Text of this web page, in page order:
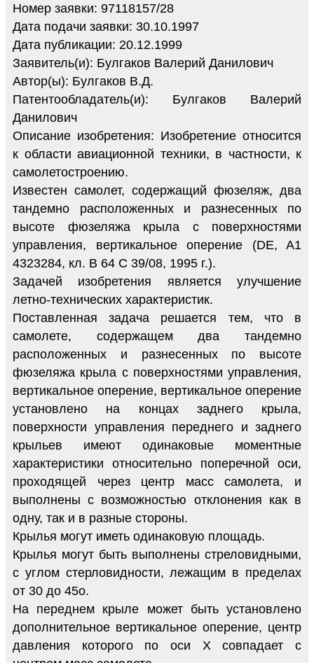
Номер заявки: 97118157/28
Дата подачи заявки: 30.10.1997
Дата публикации: 20.12.1999
Заявитель(и): Булгаков Валерий Данилович
Автор(ы): Булгаков В.Д.
Патентообладатель(и): Булгаков Валерий
Данилович
Описание изобретения: Изобретение относится
к области авиационной техники, в частности, к
самолетостроению.
Известен самолет, содержащий фюзеляж, два
тандемно расположенных и разнесенных по
высоте фюзеляжа крыла с поверхностями
управления, вертикальное оперение (DE, A1
4323284, кл. B 64 C 39/08, 1995 г.).
Задачей изобретения является улучшение
летно-технических характеристик.
Поставленная задача решается тем, что в
самолете, содержащем два тандемно
расположенных и разнесенных по высоте
фюзеляжа крыла с поверхностями управления,
вертикальное оперение, вертикальное оперение
установлено на концах заднего крыла,
поверхности управления переднего и заднего
крыльев имеют одинаковые моментные
характеристики относительно поперечной оси,
проходящей через центр масс самолета, и
выполнены с возможностью отклонения как в
одну, так и в разные стороны.
Крылья могут иметь одинаковую площадь.
Крылья могут быть выполнены стреловидными,
с углом стерловидности, лежащим в пределах
от 30 до 45o.
На переднем крыле может быть установлено
дополнительное вертикальное оперение, центр
давления которого по оси X совпадает с